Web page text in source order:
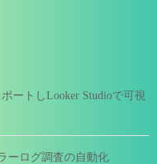
ートしLooker Studioで可視
ーログ調査の自動化